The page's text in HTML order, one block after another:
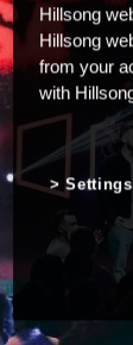
Hillsong
Hillsong
from your
with
Settings